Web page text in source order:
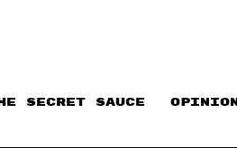
SECRET SAUCE​ OPINION